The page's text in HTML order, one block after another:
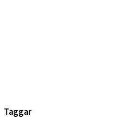
Taggar